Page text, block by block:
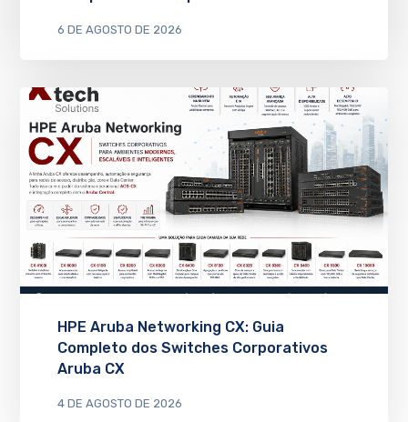
6 DE AGOSTO DE 2026
HPE Aruba Networking CX: Guia
Completo dos Switches Corporativos
Aruba CX
4 DE AGOSTO DE 2026